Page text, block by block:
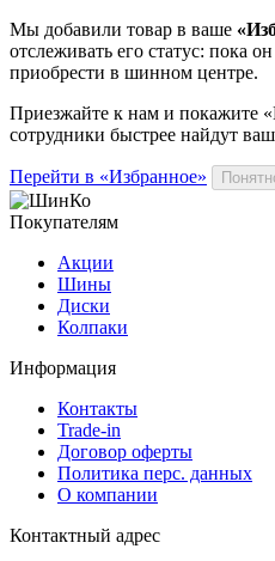
Мы добавили товар в ваше
отслеживать его статус: пока
приобрести в шинном центре.
Приезжайте к нам и покажите
сотрудники быстрее найдут ваш
Перейти в «Избранное»
Покупателям
Акции
Шины
Диски
Колпаки
Информация
Контакты
Trade-in
Договор оферты
Политика перс. данных
О компании
Контактный адрес